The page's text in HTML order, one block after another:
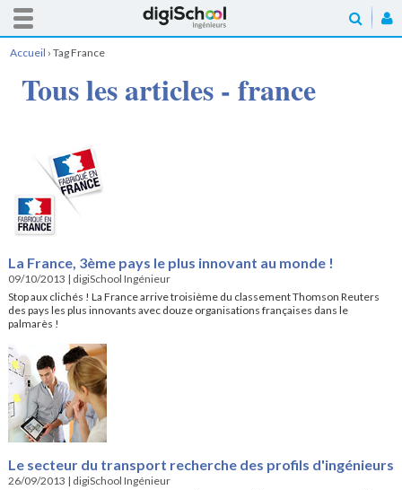
Accueil › Tag France
Tous les articles - france
La France, 3ème pays le plus innovant au monde !
09/10/2013 | digiSchool Ingénieur
Stop aux clichés ! La France arrive troisième du classement Thomson Reuters
des pays les plus innovants avec douze organisations françaises dans le
palmarès !
Le secteur du transport recherche des profils d'ingénieurs
26/09/2013 | digiSchool Ingénieur